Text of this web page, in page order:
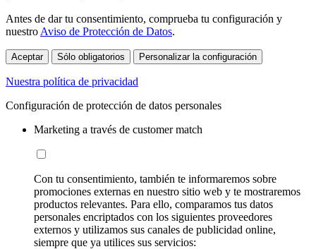
Antes de dar tu consentimiento, comprueba tu configuración y
nuestro Aviso de Protección de Datos.
Aceptar Sólo obligatorios Personalizar la configuración
Nuestra política de privacidad
Configuración de protección de datos personales
Marketing a través de customer match
Con tu consentimiento, también te informaremos sobre
promociones externas en nuestro sitio web y te mostraremos
productos relevantes. Para ello, comparamos tus datos
personales encriptados con los siguientes proveedores
externos y utilizamos sus canales de publicidad online,
siempre que ya utilices sus servicios: